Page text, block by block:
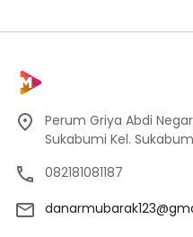
Perum Griya Abdi
Sukabumi Kel.
082181081187